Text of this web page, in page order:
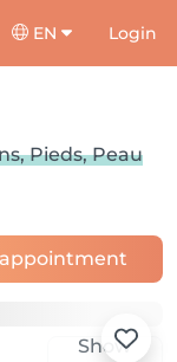
EN Login
Pieds, Peau
Show